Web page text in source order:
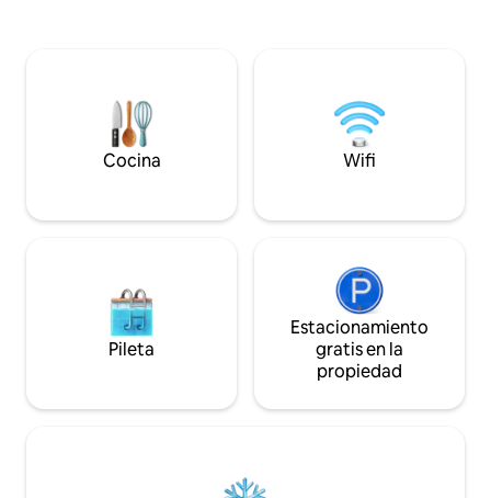
Cocina Wifi
Pileta
Estacionamiento
gratis en la
propiedad